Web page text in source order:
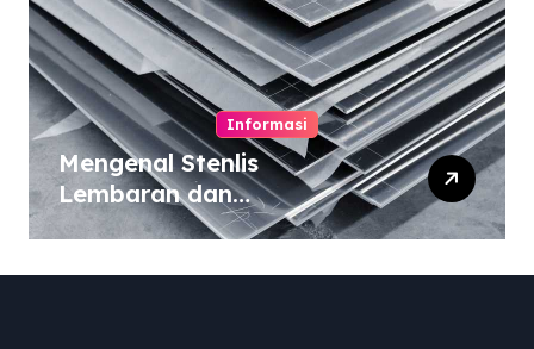
Informasi
Mengenal Stenlis
Lembaran dan
Komposisinya